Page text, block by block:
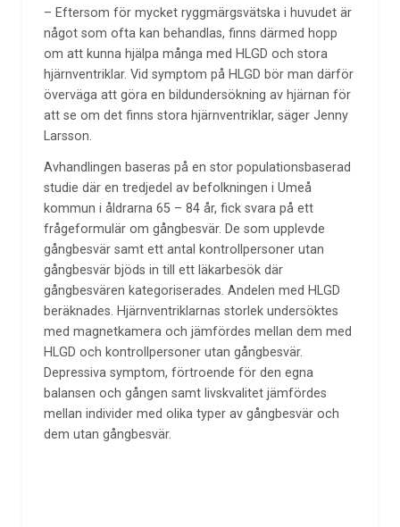
– Eftersom för mycket ryggmärgsvätska i huvudet är
något som ofta kan behandlas, finns därmed hopp
om att kunna hjälpa många med HLGD och stora
hjärnventriklar. Vid symptom på HLGD bör man därför
överväga att göra en bildundersökning av hjärnan för
att se om det finns stora hjärnventriklar, säger Jenny
Larsson.
Avhandlingen baseras på en stor populationsbaserad
studie där en tredjedel av befolkningen i Umeå
kommun i åldrarna 65 – 84 år, fick svara på ett
frågeformulär om gångbesvär. De som upplevde
gångbesvär samt ett antal kontrollpersoner utan
gångbesvär bjöds in till ett läkarbesök där
gångbesvären kategoriserades. Andelen med HLGD
beräknades. Hjärnventriklarnas storlek undersöktes
med magnetkamera och jämfördes mellan dem med
HLGD och kontrollpersoner utan gångbesvär.
Depressiva symptom, förtroende för den egna
balansen och gången samt livskvalitet jämfördes
mellan individer med olika typer av gångbesvär och
dem utan gångbesvär.